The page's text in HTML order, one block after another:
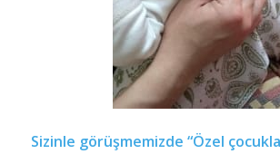
Sizinle görüşmemizde “Özel